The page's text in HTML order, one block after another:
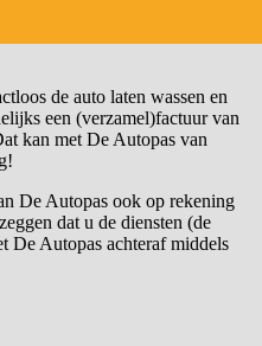
de auto laten wassen en
een (verzamel)factuur van
kan met De Autopas van
De Autopas ook op rekening
dat u de diensten (de
De Autopas achteraf middels